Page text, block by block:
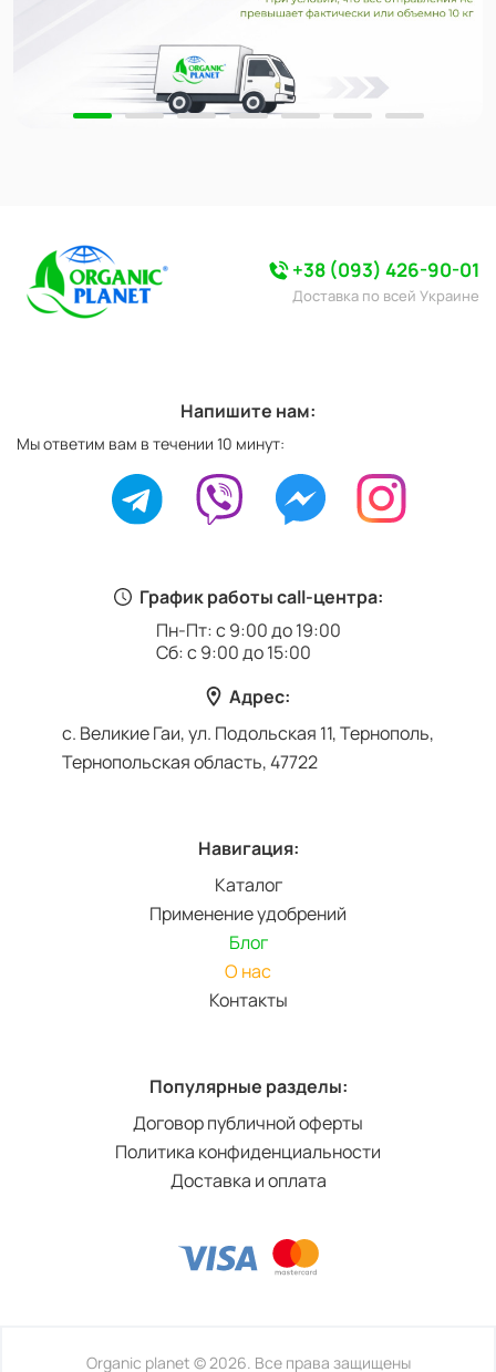
+38 (093) 426-90-01
Доставка по всей Украине
График работы call-центра:
Пн-Пт: с 9:00 до 19:00
Сб: с 9:00 до 15:00
Адрес:
с. Великие Гаи, ул. Подольская 11, Тернополь,
Тернопольская область, 47722
Навигация:
Каталог
Применение удобрений
Блог
О нас
Контакты
Популярные разделы:
Договор публичной оферты
Политика конфиденциальности
Доставка и оплата
Напишите нам:
Мы ответим вам в течении 10 минут:
Organic planet © 2026. Все права защищены